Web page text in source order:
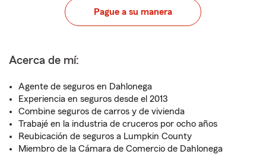
Pague a su manera
Acerca de mí:
Agente de seguros en Dahlonega
Experiencia en seguros desde el 2013
Combine seguros de carros y de vivienda
Trabajé en la industria de cruceros por ocho años
Reubicación de seguros a Lumpkin County
Miembro de la Cámara de Comercio de Dahlonega